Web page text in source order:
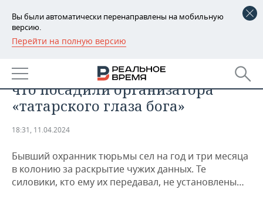
Вы были автоматически перенаправлены на мобильную
версию.
Перейти на полную версию
РЕГИОНЫ
БАШКОРТОСТАН
ТАТАРСТАН
НОВОСТИ
АНАЛИТИКА
ДЕКЛАРАЦИИ О ДОХОДАХ
КОРОЛИ ГОСЗАКАЗА ПФО
НОВОСТИ ЭКОНОМИКИ
ФИНАНСЫ
ПРОМЫШЛЕННОСТЬ
НОВОСТИ
ПРОМЫШЛЕННОСТИ
НЕДВИЖИМОСТЬ
«Пробили» даже генерала»: за
что посадили организатора
«татарского глаза бога»
18:31, 11.04.2024
Бывший охранник тюрьмы сел на год и три месяца
в колонию за раскрытие чужих данных. Те
силовики, кто ему их передавал, не установлены…